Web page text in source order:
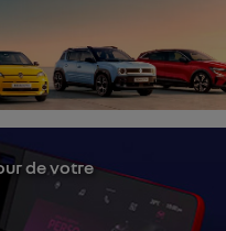
de votre